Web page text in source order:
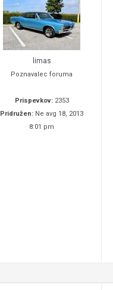
limas
Poznavalec foruma
Prispevkov:2353
Pridružen: Ne avg 18, 2013
8:01 pm